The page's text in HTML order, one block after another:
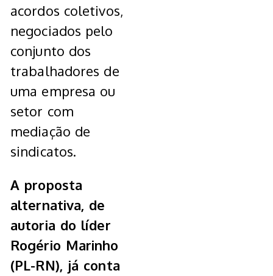
acordos coletivos,
negociados pelo
conjunto dos
trabalhadores de
uma empresa ou
setor com
mediação de
sindicatos.
A proposta
alternativa, de
autoria do líder
Rogério Marinho
(PL-RN), já conta